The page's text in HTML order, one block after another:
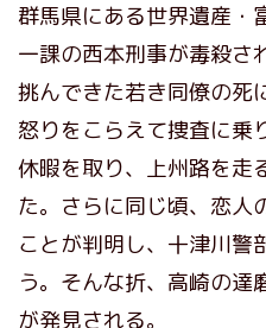
群馬県にある世界遺産・
一課の西本刑事が毒殺さ
挑んできた若き同僚の死
怒りをこらえて捜査に乗
休暇を取り、上州路を走
た。さらに同じ頃、恋人
ことが判明し、十津川警
う。そんな折、高崎の達
が発見される。